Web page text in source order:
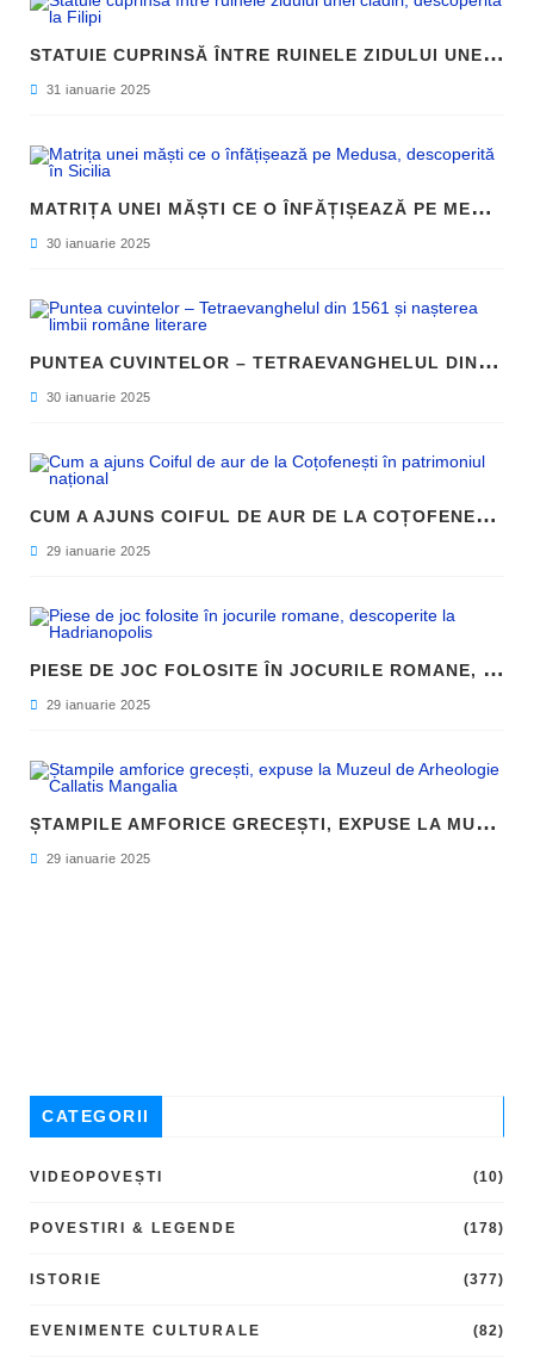
S
TATUIE CUPRINSĂ ÎNTRE RUINELE ZIDULUI UNEI CLĂDIRI, DESCOPERITĂ LA FILIPI
31 ianuarie 2025
M
ATRIȚA UNEI MĂȘTI CE O ÎNFĂȚIȘEAZĂ PE MEDUSA, DESCOPERITĂ ÎN SICILIA
30 ianuarie 2025
P
UNTEA CUVINTELOR – TETRAEVANGHELUL DIN 1561 ȘI NAȘTEREA LIMBII ROMÂNE LITERARE
30 ianuarie 2025
C
UM A AJUNS COIFUL DE AUR DE LA COȚOFENEȘTI ÎN PATRIMONIUL NAȚIONAL
29 ianuarie 2025
P
IESE DE JOC FOLOSITE ÎN JOCURILE ROMANE, DESCOPERITE LA HADRIANOPOLIS
29 ianuarie 2025
Ș
TAMPILE AMFORICE GRECEȘTI, EXPUSE LA MUZEUL DE ARHEOLOGIE CALLATIS MANGALIA
29 ianuarie 2025
CATEGORII
VIDEOPOVEȘTI (10)
POVESTIRI & LEGENDE (178)
ISTORIE (377)
EVENIMENTE CULTURALE (82)